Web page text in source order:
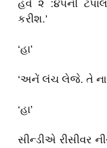
હવે ૨ :૪૫ની
કરીશ.’
‘હા’
‘અનેં લંચ લેજે. તે
‘હા’
સીન્ડીએ રીસીવર